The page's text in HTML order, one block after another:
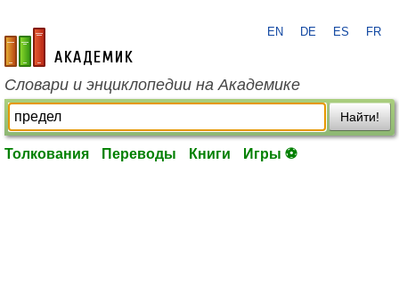
academic.ru
EN DE ES FR
Словари и энциклопедии на Академике
Найти!
Толкования Переводы Книги Игры ⚽